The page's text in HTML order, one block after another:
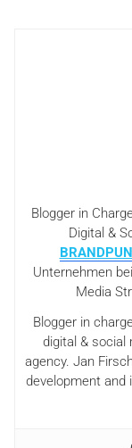
Blogger in
Digital &
Unternehmen
Media
Blogger in
digital & social
agency. Jan
development and